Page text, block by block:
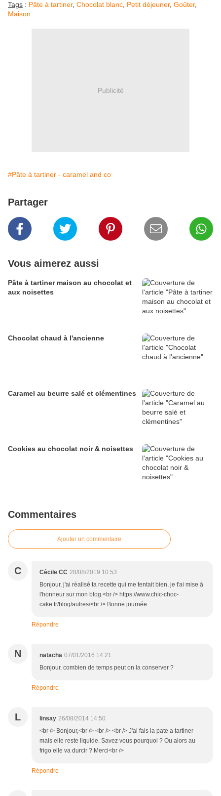
Tags : Pâte à tartiner, Chocolat blanc Petit déjeuner, Goûter,
Maison
Publicité
#Pâte à tartiner - caramel and co
Partager
Vous aimerez aussi
Pâte à tartiner maison au chocolat et
aux noisettes
Chocolat chaud à l'ancienne
Caramel au beurre salé et clémentines
Cookies au chocolat noir & noisettes
Commentaires
Ajouter un commentaire
C Cécile CC 28/08/2019 10:53
Bonjour, j'ai réalisé ta recette qui me tentait bien, je t'ai mise à
l'honneur sur mon blog.<br /> https://www.chic-choc-
cake.fr/blog/autres/<br /> Bonne journée.
Répondre
N natacha 07/01/2016 14:21
Bonjour, combien de temps peut on la conserver ?
Répondre
L linsay 26/08/2014 14:50
<br /> Bonjour,<br /> <br /> <br /> J'ai fais la pate a tartiner
mais elle reste liquide. Savez vous pourquoi ? Ou alors au
frigo elle va durcir ? Merci<br />
Répondre